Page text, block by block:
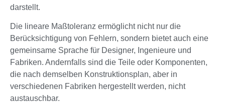
darstellt.
Die lineare Maßtoleranz ermöglicht nicht nur die
Berücksichtigung von Fehlern, sondern bietet auch eine
gemeinsame Sprache für Designer, Ingenieure und
Fabriken. Andernfalls sind die Teile oder Komponenten,
die nach demselben Konstruktionsplan, aber in
verschiedenen Fabriken hergestellt werden, nicht
austauschbar.